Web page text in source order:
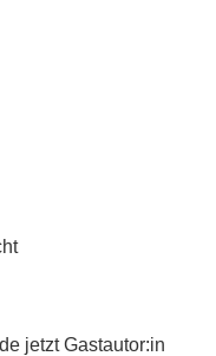
jetzt Gastautor:in